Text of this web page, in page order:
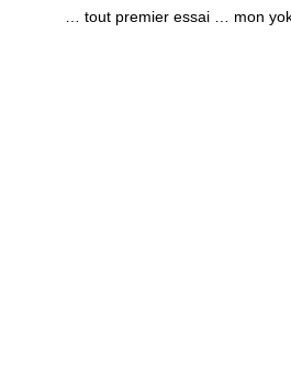
… tout premier essai … mon